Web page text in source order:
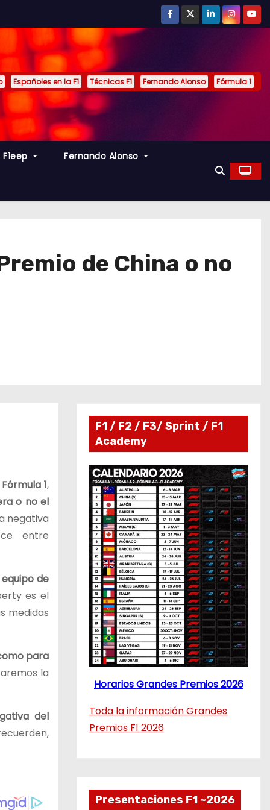
Españoles en la F1 Técnicas F1 Fernando Alonso Fórmula 1
Fernando Alonso
de China o no
Fórmula 1,
o no el
negativa
entre
de
es el
medidas
para
la
del
F1 / F2 / F3/ Sprint / F1
Academy
Horarios Grandes Premios 2026
Toda la información Grandes
Premios F1 2026
Presentaciones F1 ~2026